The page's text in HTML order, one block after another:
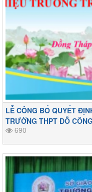
LỄ CÔNG BỐ QUYẾT
TRƯỜNG THPT ĐỖ
690